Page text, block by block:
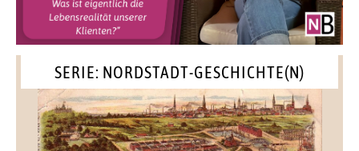
SERIE: NORDSTADT-GESCHICHTE(N)